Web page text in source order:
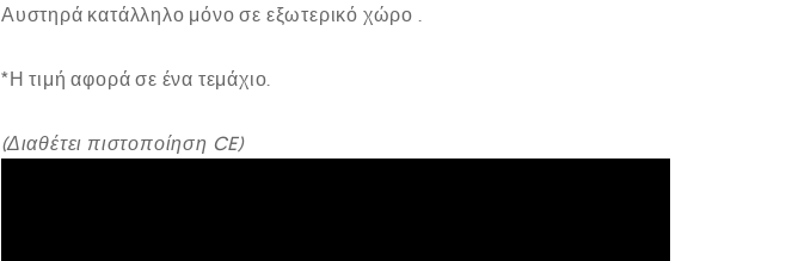
Αυστηρά κατάλληλο μόνο σε εξωτερικό χώρο .
*Η τιμή αφορά σε ένα τεμάχιο.
(Διαθέτει πιστοποίηση CE)